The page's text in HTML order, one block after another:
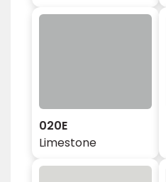
020E
Limestone